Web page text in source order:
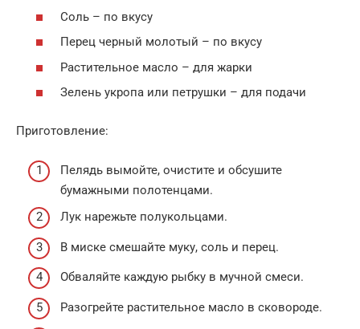
Соль – по вкусу
Перец черный молотый – по вкусу
Растительное масло – для жарки
Зелень укропа или петрушки – для подачи
Приготовление:
Пелядь вымойте, очистите и обсушите
бумажными полотенцами.
Лук нарежьте полукольцами.
В миске смешайте муку, соль и перец.
Обваляйте каждую рыбку в мучной смеси.
Разогрейте растительное масло в сковороде.